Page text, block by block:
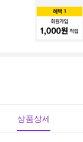
상품상세